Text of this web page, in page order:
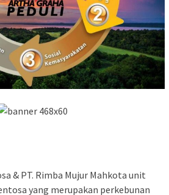
& PT. Rimba Mujur Mahkota unit
yang merupakan perkebunan